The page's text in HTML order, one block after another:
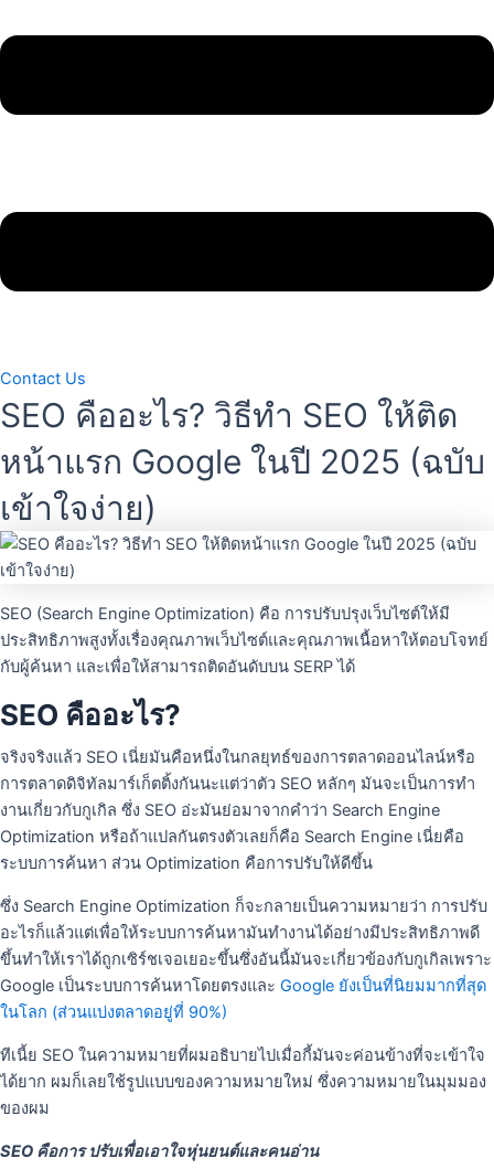
Contact Us
SEO คืออะไร? วิธีทำ SEO ให้ติด
หน้าแรก Google ในปี 2025 (ฉบับ
เข้าใจง่าย)
SEO (Search Engine Optimization) คือ การปรับปรุงเว็บไซต์ให้มี
ประสิทธิภาพสูงทั้งเรื่องคุณภาพเว็บไซต์และคุณภาพเนื้อหาให้ตอบโจทย์
กับผู้ค้นหา และเพื่อให้สามารถติดอันดับบน SERP ได้
SEO คืออะไร?
จริงจริงแล้ว SEO เนี่ยมันคือหนึ่งในกลยุทธ์ของการตลาดออนไลน์หรือ
การตลาดดิจิทัลมาร์เก็ตติ้งกันนะแต่ว่าตัว SEO หลักๆ มันจะเป็นการทํา
งานเกี่ยวกับกูเกิล ซึ่ง SEO อ่ะมันย่อมาจากคําว่า Search Engine
Optimization หรือถ้าแปลกันตรงตัวเลยก็คือ Search Engine เนี่ยคือ
ระบบการค้นหา ส่วน Optimization คือการปรับให้ดีขึ้น
ซึ่ง Search Engine Optimization ก็จะกลายเป็นความหมายว่า การปรับ
อะไรก็แล้วแต่เพื่อให้ระบบการค้นหามันทํางานได้อย่างมีประสิทธิภาพดี
ขึ้นทําให้เราได้ถูกเซิร์ชเจอเยอะขึ้นซึ่งอันนี้มันจะเกี่ยวข้องกับกูเกิลเพราะ
Google เป็นระบบการค้นหาโดยตรงและ Google ยังเป็นที่นิยมมากที่สุด
ในโลก (ส่วนแบ่งตลาดอยู่ที่ 90%)
ทีเนี้ย SEO ในความหมายที่ผมอธิบายไปเมื่อกี้มันจะค่อนข้างที่จะเข้าใจ
ได้ยาก ผมก็เลยใช้รูปแบบของความหมายใหม่ ซึ่งความหมายในมุมมอง
ของผม
SEO คือการ ปรับเพื่อเอาใจหุ่นยนต์และคนอ่าน